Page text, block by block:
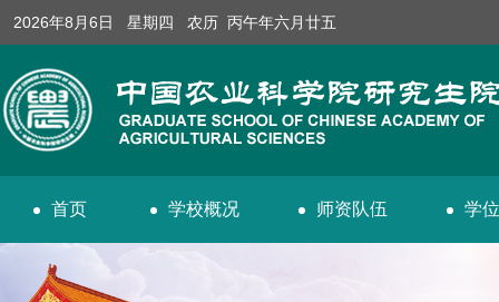
2026年8月6日 星期四 农历 丙午年六月廿五
首页 学校概况 师资队伍 学